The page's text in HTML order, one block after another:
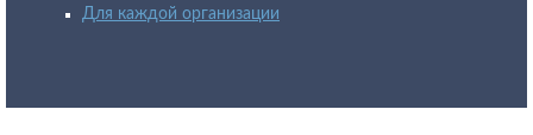
Для каждой организации